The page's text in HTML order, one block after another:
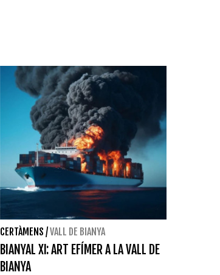
CERTÀMENS /VALL DE BIANYA
BIANYAL XI: ART EFÍMER A LA VALL DE
BIANYA